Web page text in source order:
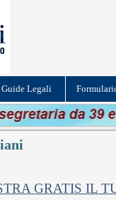
Guide Legali
GRATIS IL